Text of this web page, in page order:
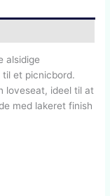
alsidige
et picnicbord.
loveseat, ideel til at
med lakeret finish